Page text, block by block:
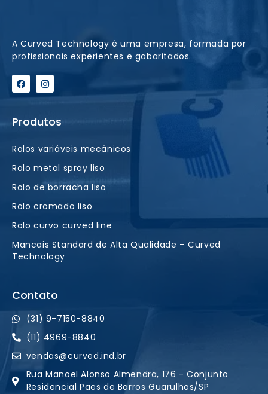
A Curved Technology é uma empresa, formada por
profissionais experientes e gabaritados.
Produtos
Rolos variáveis mecânicos
Rolo metal spray liso
Rolo de borracha liso
Rolo cromado liso
Rolo curvo curved line
Mancais Standard de Alta Qualidade – Curved
Technology
Contato
(31) 9-7150-8840
(11) 4969-8840
vendas@curved.ind.br
Rua Manoel Alonso Almendra, 176 - Conjunto
Residencial Paes de Barros Guarulhos/SP